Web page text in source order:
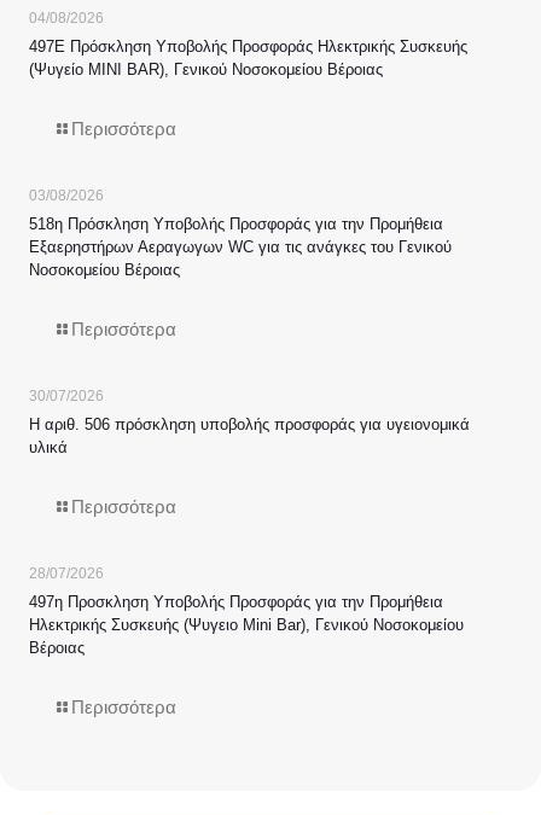
04/08/2026
497Ε Πρόσκληση Υποβολής Προσφοράς Ηλεκτρικής Συσκευής
(Ψυγείο MINI BAR), Γενικού Νοσοκομείου Βέροιας
Περισσότερα
03/08/2026
518η Πρόσκληση Υποβολής Προσφοράς για την Προμήθεια
Εξαερηστήρων Αεραγωγων WC για τις ανάγκες του Γενικού
Νοσοκομείου Βέροιας
Περισσότερα
30/07/2026
Η αριθ. 506 πρόσκληση υποβολής προσφοράς για υγειονομικά
υλικά
Περισσότερα
28/07/2026
497η Προσκληση Υποβολής Προσφοράς για την Προμήθεια
Ηλεκτρικής Συσκευής (Ψυγειο Mini Bar), Γενικού Νοσοκομείου
Βέροιας
Περισσότερα